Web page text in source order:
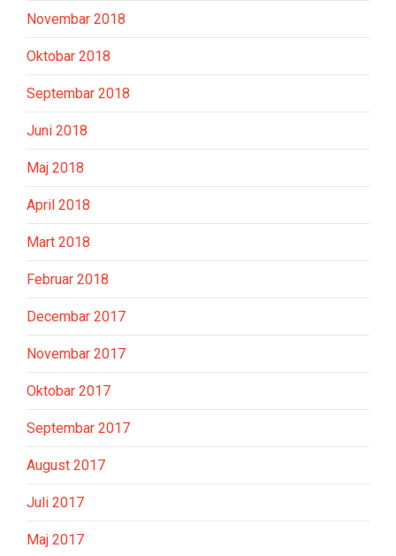
Novembar 2018
Oktobar 2018
Septembar 2018
Juni 2018
Maj 2018
April 2018
Mart 2018
Februar 2018
Decembar 2017
Novembar 2017
Oktobar 2017
Septembar 2017
August 2017
Juli 2017
Maj 2017